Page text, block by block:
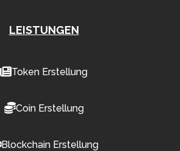
LEISTUNGEN
Token Erstellung
Coin Erstellung
Blockchain Erstellung